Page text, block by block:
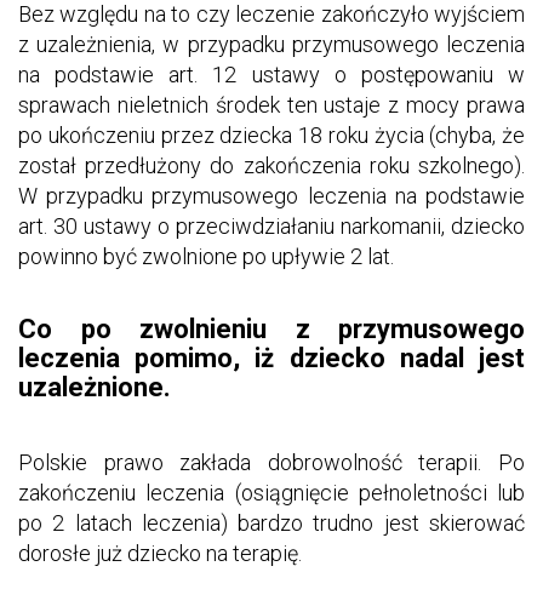
Bez względu na to czy leczenie zakończyło wyjściem
z uzależnienia, w przypadku przymusowego leczenia
na podstawie art. 12 ustawy o postępowaniu w
sprawach nieletnich środek ten ustaje z mocy prawa
po ukończeniu przez dziecka 18 roku życia (chyba, że
został przedłużony do zakończenia roku szkolnego).
W przypadku przymusowego leczenia na podstawie
art. 30 ustawy o przeciwdziałaniu narkomanii, dziecko
powinno być zwolnione po upływie 2 lat.
Co po zwolnieniu z przymusowego
leczenia pomimo, iż dziecko nadal jest
uzależnione.
Polskie prawo zakłada dobrowolność terapii. Po
zakończeniu leczenia (osiągnięcie pełnoletności lub
po 2 latach leczenia) bardzo trudno jest skierować
dorosłe już dziecko na terapię.